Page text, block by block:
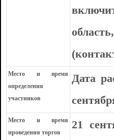
Место и время
определения
участников
Дата
Место и время
проведения торгов
21